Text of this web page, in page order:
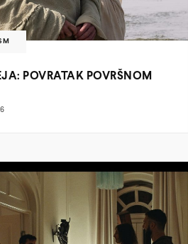
POVRATAK POVRŠNOM